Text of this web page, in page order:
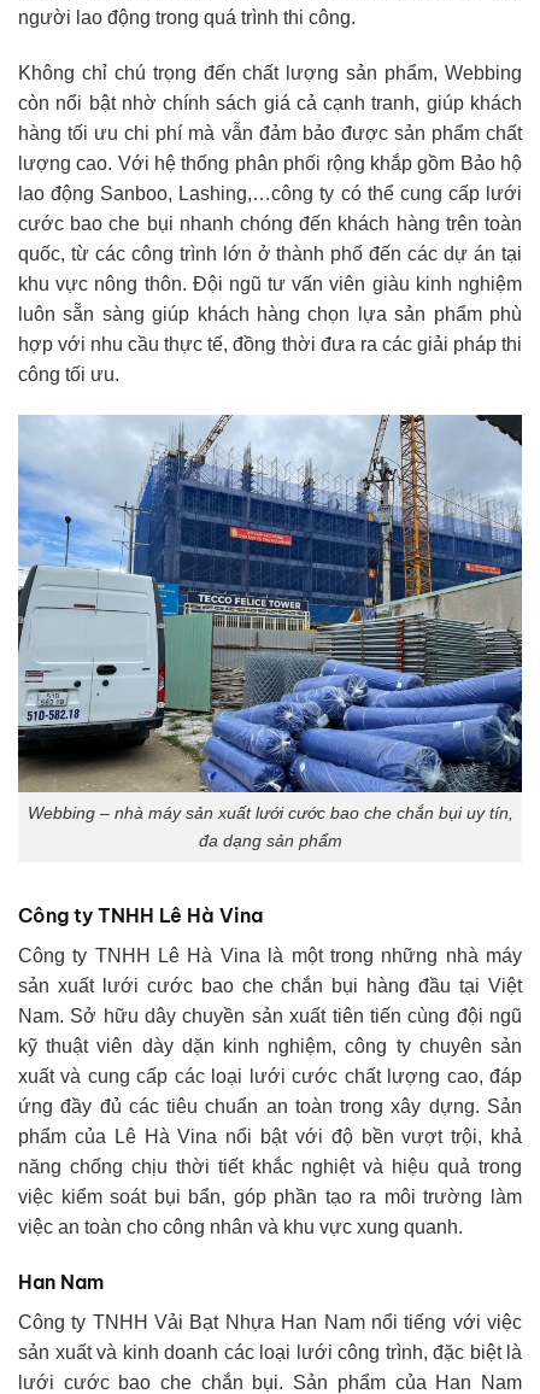
người lao động trong quá trình thi công.
Không chỉ chú trọng đến chất lượng sản phẩm, Webbing
còn nổi bật nhờ chính sách giá cả cạnh tranh, giúp khách
hàng tối ưu chi phí mà vẫn đảm bảo được sản phẩm chất
lượng cao. Với hệ thống phân phối rộng khắp gồm Bảo hộ
lao động Sanboo, Lashing,…công ty có thể cung cấp lưới
cước bao che bụi nhanh chóng đến khách hàng trên toàn
quốc, từ các công trình lớn ở thành phố đến các dự án tại
khu vực nông thôn. Đội ngũ tư vấn viên giàu kinh nghiệm
luôn sẵn sàng giúp khách hàng chọn lựa sản phẩm phù
hợp với nhu cầu thực tế, đồng thời đưa ra các giải pháp thi
công tối ưu.
Webbing – nhà máy sản xuất lưới cước bao che chắn bụi uy tín,
đa dạng sản phẩm
Công ty TNHH Lê Hà Vina
Công ty TNHH Lê Hà Vina là một trong những nhà máy
sản xuất lưới cước bao che chắn bụi hàng đầu tại Việt
Nam. Sở hữu dây chuyền sản xuất tiên tiến cùng đội ngũ
kỹ thuật viên dày dặn kinh nghiệm, công ty chuyên sản
xuất và cung cấp các loại lưới cước chất lượng cao, đáp
ứng đầy đủ các tiêu chuẩn an toàn trong xây dựng. Sản
phẩm của Lê Hà Vina nổi bật với độ bền vượt trội, khả
năng chống chịu thời tiết khắc nghiệt và hiệu quả trong
việc kiểm soát bụi bẩn, góp phần tạo ra môi trường làm
việc an toàn cho công nhân và khu vực xung quanh.
Han Nam
Công ty TNHH Vải Bạt Nhựa Han Nam nổi tiếng với việc
sản xuất và kinh doanh các loại lưới công trình, đặc biệt là
lưới cước bao che chắn bụi. Sản phẩm của Han Nam